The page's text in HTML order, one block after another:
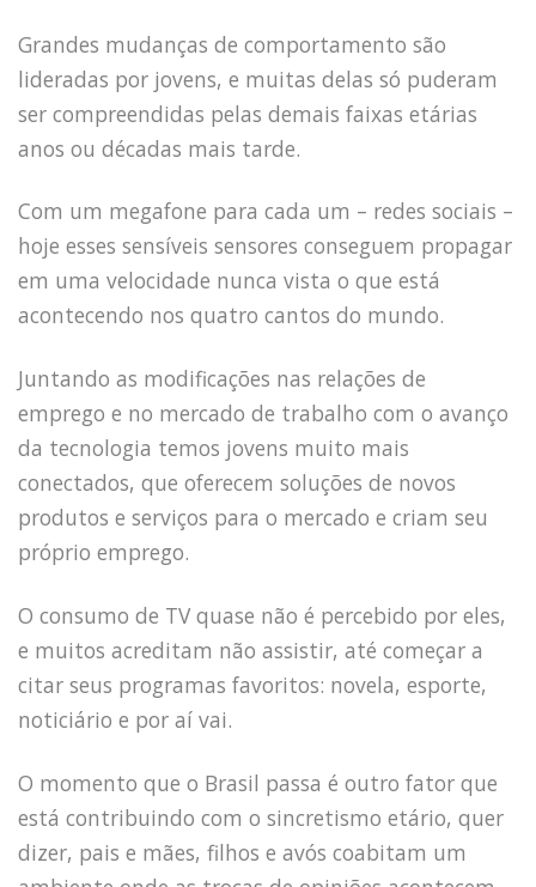
CONTATO
Grandes mudanças de comportamento são
lideradas por jovens, e muitas delas só puderam
ser compreendidas pelas demais faixas etárias
anos ou décadas mais tarde.
Com um megafone para cada um – redes sociais –
hoje esses sensíveis sensores conseguem propagar
em uma velocidade nunca vista o que está
acontecendo nos quatro cantos do mundo.
Juntando as modificações nas relações de
emprego e no mercado de trabalho com o avanço
da tecnologia temos jovens muito mais
conectados, que oferecem soluções de novos
produtos e serviços para o mercado e criam seu
próprio emprego.
O consumo de TV quase não é percebido por eles,
e muitos acreditam não assistir, até começar a
citar seus programas favoritos: novela, esporte,
noticiário e por aí vai.
O momento que o Brasil passa é outro fator que
está contribuindo com o sincretismo etário, quer
dizer, pais e mães, filhos e avós coabitam um